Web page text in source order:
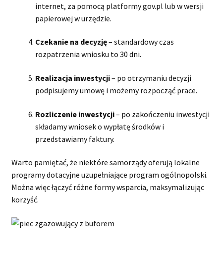
internet, za pomocą platformy gov.pl lub w wersji
papierowej w urzędzie.
Czekanie na decyzję– standardowy czas
rozpatrzenia wniosku to 30 dni.
Realizacja inwestycji– po otrzymaniu decyzji
podpisujemy umowę i możemy rozpocząć prace.
Rozliczenie inwestycji– po zakończeniu inwestycji
składamy wniosek o wypłatę środków i
przedstawiamy faktury.
Warto pamiętać, że niektóre samorządy oferują lokalne
programy dotacyjne uzupełniające program ogólnopolski.
Można więc łączyć różne formy wsparcia, maksymalizując
korzyść.